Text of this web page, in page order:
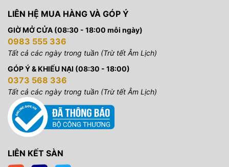
LIÊN HỆ MUA HÀNG VÀ GÓP Ý
GIỜ MỞ CỬA (08:30 - 18:00 mỗi ngày)
0983 555 336
Tất cả các ngày trong tuần (Trừ tết Âm Lịch)
GÓP Ý & KHIẾU NẠI (08:30 - 18:00)
0373 568 336
Tất cả các ngày trong tuần (Trừ tết Âm Lịch)
LIÊN KẾT SÀN